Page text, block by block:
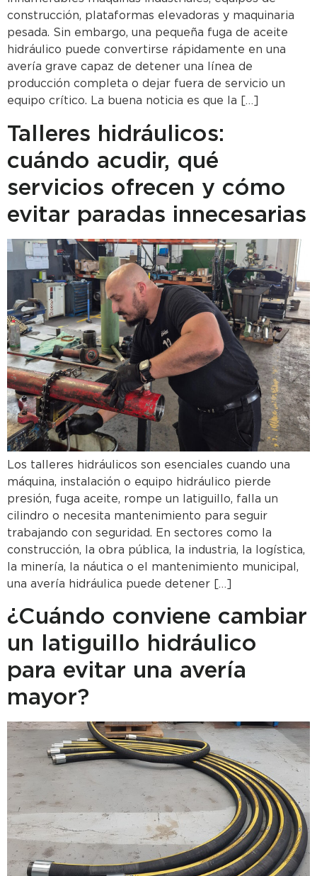
construcción, plataformas elevadoras y maquinaria
pesada. Sin embargo, una pequeña fuga de aceite
hidráulico puede convertirse rápidamente en una
avería grave capaz de detener una línea de
producción completa o dejar fuera de servicio un
equipo crítico. La buena noticia es que la […]
Talleres hidráulicos:
cuándo acudir, qué
servicios ofrecen y cómo
evitar paradas innecesarias
Los talleres hidráulicos son esenciales cuando una
máquina, instalación o equipo hidráulico pierde
presión, fuga aceite, rompe un latiguillo, falla un
cilindro o necesita mantenimiento para seguir
trabajando con seguridad. En sectores como la
construcción, la obra pública, la industria, la logística,
la minería, la náutica o el mantenimiento municipal,
una avería hidráulica puede detener […]
¿Cuándo conviene cambiar
un latiguillo hidráulico
para evitar una avería
mayor?